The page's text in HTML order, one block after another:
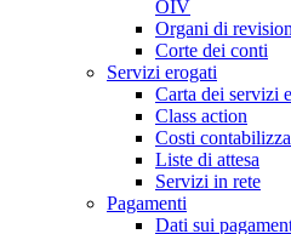
OIV
Organi di
Corte dei conti
Servizi erogati
Carta dei servizi
Class action
Costi
Liste di attesa
Servizi in rete
Pagamenti
Dati sui